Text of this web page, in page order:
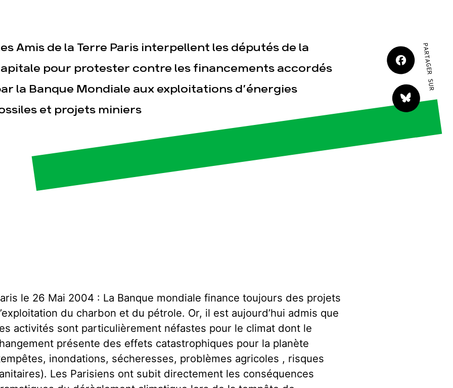
Publications
Amis de la Terre Paris interpellent les députés de la
pour protester contre les financements accordés
la Banque Mondiale aux exploitations d’énergies
et projets miniers
PARTAGER SUR
le 26 Mai 2004 : La Banque mondiale finance toujours des projets
du charbon et du pétrole. Or, il est aujourd’hui admis que
activités sont particulièrement néfastes pour le climat dont le
présente des effets catastrophiques pour la planète
inondations, sécheresses, problèmes agricoles , risques
Les Parisiens ont subit directement les conséquences